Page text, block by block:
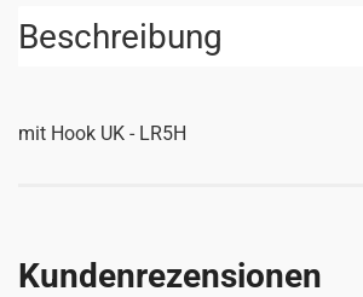
Beschreibung
mit Hook UK - LR5H
Kundenrezensionen